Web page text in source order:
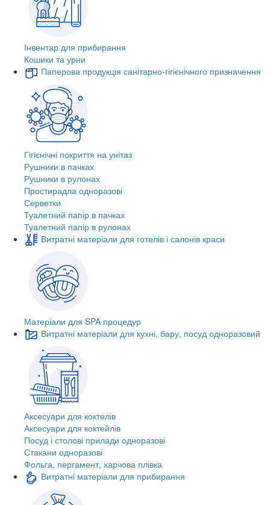
Інвентар для прибирання
Кошики та урни
Паперова продукція санітарно-гігієнічного призначення
Гігієнічні покриття на унітаз
Рушники в пачках
Рушники в рулонах
Простирадла одноразові
Серветки
Туалетний папір в пачках
Туалетний папір в рулонах
Витратні матеріали для готелів і салонів краси
Матеріали для SPA процедур
Витратні матеріали для кухні, бару, посуд одноразовий
Аксесуари для коктелів
Аксесуари для коктейлів
Посуд і столові прилади одноразові
Стакани одноразові
Фольга, пергамент, харчова плівка
Витратні матеріали для прибирання